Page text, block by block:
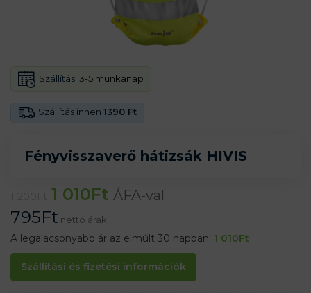
Fényvisszaverő hátizsák HIVIS
Szállítás innen 1390 Ft
Szállítás: 3-5 munkanap
1 010Ft ÁFA-val
795Ft nettó árak
A legalacsonyabb ár az elmúlt 30 napban: 1 010Ft
Szállítási és fizetési információk